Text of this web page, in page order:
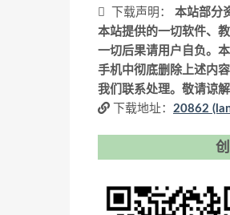
下载声明：
本站部分
本站提供的一切软件、
一切后果请用户自负。
手机中彻底删除上述内
我们联系处理。敬请谅解
下载地址： 20862